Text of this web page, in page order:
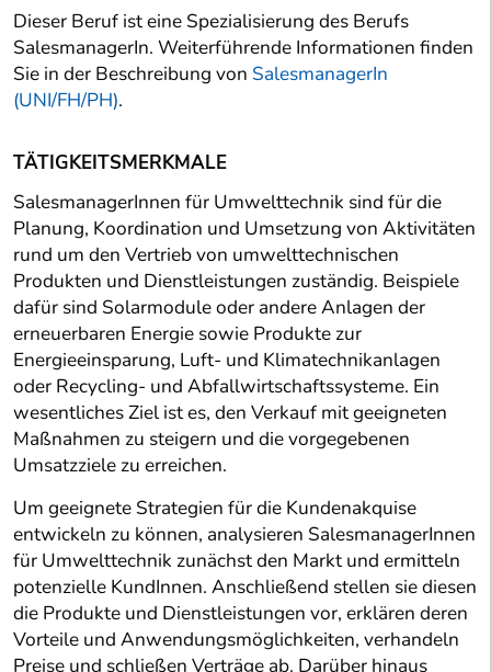
Dieser Beruf ist eine Spezialisierung des Berufs
SalesmanagerIn. Weiterführende Informationen finden
Sie in der Beschreibung von SalesmanagerIn
(UNI/FH/PH).
TÄTIGKEITSMERKMALE
SalesmanagerInnen für Umwelttechnik sind für die
Planung, Koordination und Umsetzung von Aktivitäten
rund um den Vertrieb von umwelttechnischen
Produkten und Dienstleistungen zuständig. Beispiele
dafür sind Solarmodule oder andere Anlagen der
erneuerbaren Energie sowie Produkte zur
Energieeinsparung, Luft- und Klimatechnikanlagen
oder Recycling- und Abfallwirtschaftssysteme. Ein
wesentliches Ziel ist es, den Verkauf mit geeigneten
Maßnahmen zu steigern und die vorgegebenen
Umsatzziele zu erreichen.
Um geeignete Strategien für die Kundenakquise
entwickeln zu können, analysieren SalesmanagerInnen
für Umwelttechnik zunächst den Markt und ermitteln
potenzielle KundInnen. Anschließend stellen sie diesen
die Produkte und Dienstleistungen vor, erklären deren
Vorteile und Anwendungsmöglichkeiten, verhandeln
Preise und schließen Verträge ab. Darüber hinaus